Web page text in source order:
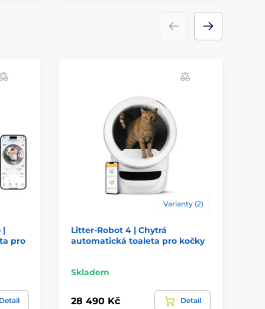
|
pro
Detail
Varianty (2)
Litter-Robot 4 | Chytrá
automatická toaleta pro kočky
Skladem
28 490 Kč Detail